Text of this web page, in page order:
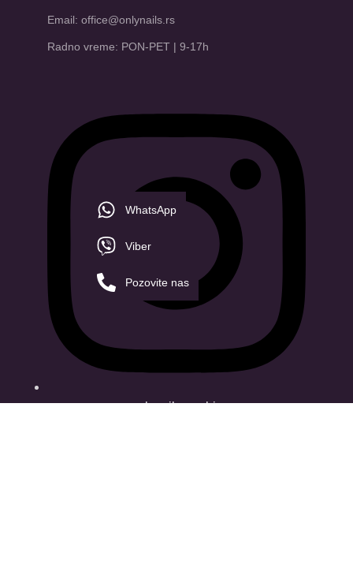
Email: office@onlynails.rs
Radno vreme: PON-PET | 9-17h
onlynails_serbia
WhatsApp
Viber
Pozovite nas